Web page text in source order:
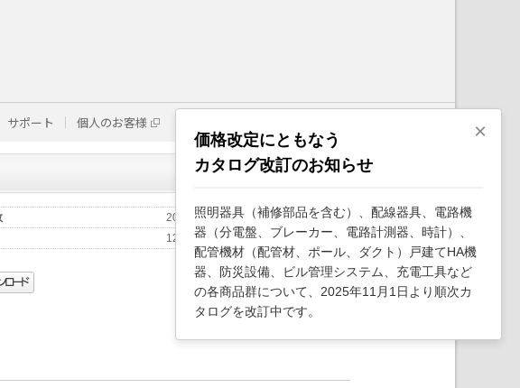
サポート 個人のお客様
2026年2月
12
×
価格改定にともなう
カタログ改訂のお知らせ
照明器具（補修部品を含む）、配線器具、電路機
器（分電盤、ブレーカー、電路計測器、時計）、
配管機材（配管材、ポール、ダクト）戸建てHA機
器、防災設備、ビル管理システム、充電工具など
の各商品群について、2025年11月1日より順次カ
タログを改訂中です。